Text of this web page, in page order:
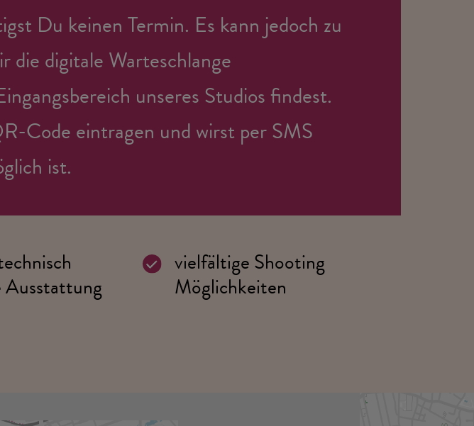
Du keinen Termin. Es kann jedoch zu
die digitale Warteschlange
unseres Studios findest.
Code eintragen und wirst per SMS
ist.
Ausstattung
vielfältige Shooting
Möglichkeiten